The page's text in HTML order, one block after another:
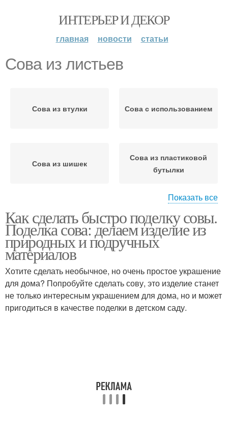
ИНТЕРЬЕР И ДЕКОР
главная новости статьи
Сова из листьев
Сова из втулки Сова с использованием
Сова из шишек
Сова из пластиковой
бутылки
Сова на ветке Объемная сова
Совы из листьев Аппликация из листьев
Показать все
Как сделать быстро поделку совы.
Поделка сова: делаем изделие из
природных и подручных
материалов
Хотите сделать необычное, но очень простое украшение
для дома? Попробуйте сделать сову, это изделие станет
не только интересным украшением для дома, но и может
пригодиться в качестве поделки в детском саду.